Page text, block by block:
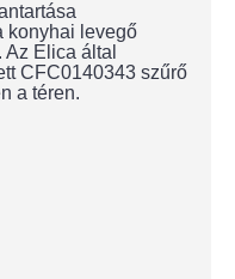
konyhai levegő
Elica által
CFC0140343 szűrő
a téren.